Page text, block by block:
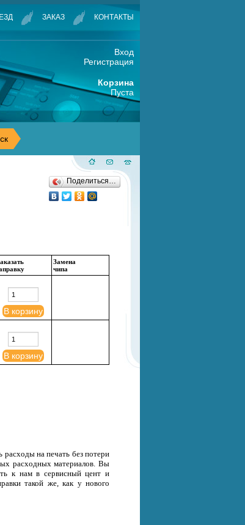
ЗАКАЗ КОНТАКТЫ
Вход
Регистрация
Корзина
Пуста
Поделиться…
Замена
чипа
В корзину
В корзину
расходы на печать без потери
расходных материалов. Вы
к нам в сервисный цент и
такой же, как у нового